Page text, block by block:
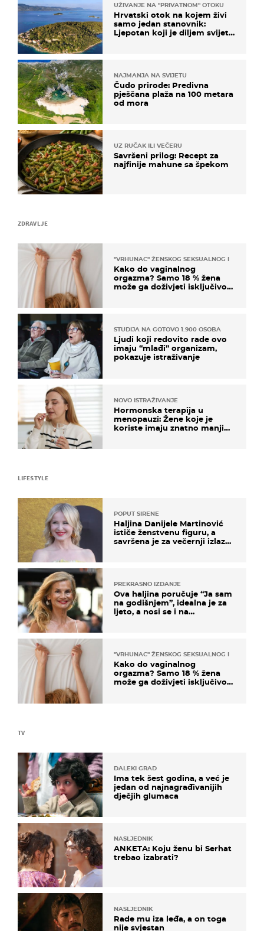
ZDRAVLJE
"VRHUNAC" ŽENSKOG SEKSUALNOG ISKUSTVA
Kako do vaginalnog
orgazma? Samo 18 % žena
može ga doživjeti isključivo
STUDIJA NA GOTOVO 1.900 OSOBA
Ljudi koji redovito rade ovo
imaju “mlađi” organizam,
pokazuje istraživanje
NOVO ISTRAŽIVANJE
Hormonska terapija u
menopauzi: Žene koje je
koriste imaju znatno manji
TV
DALEKI GRAD
Ima tek šest godina, a već je
jedan od najnagrađivanijih
dječjih glumaca
NASLJEDNIK
ANKETA: Koju ženu bi Serhat
trebao izabrati?
NASLJEDNIK
Rade mu iza leđa, a on toga
nije svjestan
UŽIVANJE NA "PRIVATNOM" OTOKU
Hrvatski otok na kojem živi
samo jedan stanovnik:
Ljepotan koji je diljem svijeta
NAJMANJA NA SVIJETU
Čudo prirode: Predivna
pješčana plaža na 100 metara
od mora
UZ RUČAK ILI VEČERU
Savršeni prilog: Recept za
najfinije mahune sa špekom
LIFESTYLE
POPUT SIRENE
Haljina Danijele Martinović
ističe ženstvenu figuru, a
savršena je za večernji izlazak
PREKRASNO IZDANJE
Ova haljina poručuje “Ja sam
na godišnjem”, idealna je za
ljeto, a nosi se i na
"VRHUNAC" ŽENSKOG SEKSUALNOG ISKUSTVA
Kako do vaginalnog
orgazma? Samo 18 % žena
može ga doživjeti isključivo